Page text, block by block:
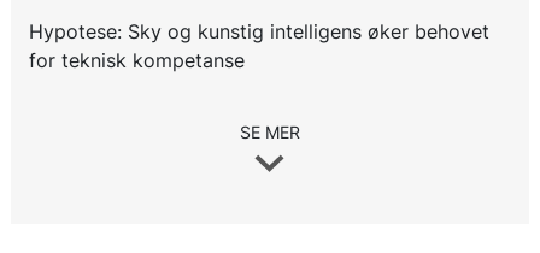
Hypotese: Sky og kunstig intelligens øker behovet
for teknisk kompetanse
SE MER